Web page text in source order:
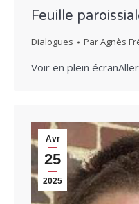
Feuille
Dialogues ParAgnès
Voir en plein
Avr
25
2025